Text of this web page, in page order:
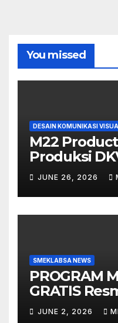
You missed
DESAIN KOMUNIKASI
M22
Produksi
Unesa 1
Peran di
JUNE 26, 2026
SMEKLABSA NEWS
PROGRAM
GRATIS
Labschool
JUNE 2, 2026